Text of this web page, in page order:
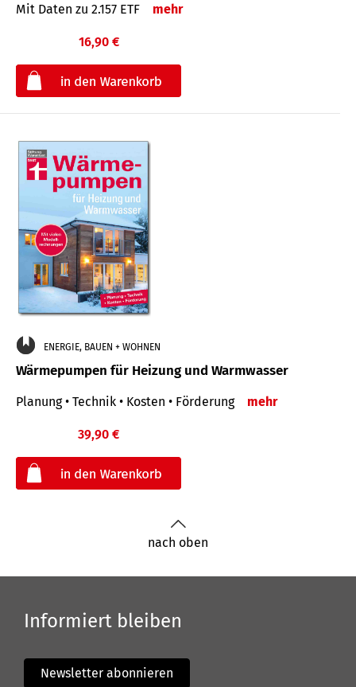
Mit Daten zu 2.157 ETF mehr
16,90 €
ENERGIE, BAUEN + WOHNEN
Wärmepumpen für Heizung und Warmwasser
Planung • Technik • Kosten • Förderung mehr
39,90 €
nach oben
Informiert bleiben
Newsletter abonnieren